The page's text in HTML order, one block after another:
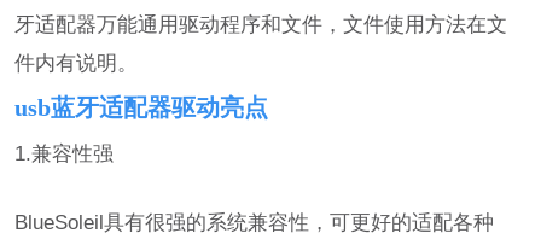
牙适配器万能通用驱动程序和文件，文件使用方法在文
件内有说明。
usb蓝牙适配器驱动亮点
1.兼容性强
BlueSoleil具有很强的系统兼容性，可更好的适配各种